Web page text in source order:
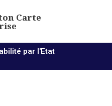
Carte
par l'Etat